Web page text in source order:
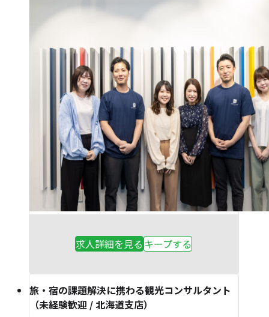
求人詳細を見る キープする
旅・宿の課題解決に携わる観光コンサルタント
（未経験歓迎 / 北海道支店）